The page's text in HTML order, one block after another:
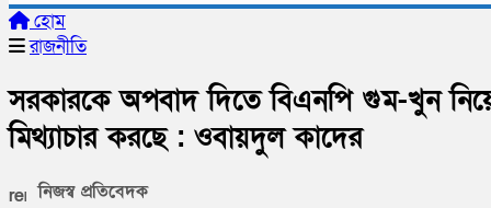
হোম
রাজনীতি
সরকারকে অপবাদ দিতে বিএনপি গুম-খুন
মিথ্যাচার করছে : ওবায়দুল কাদের
নিজস্ব প্রতিবেদক